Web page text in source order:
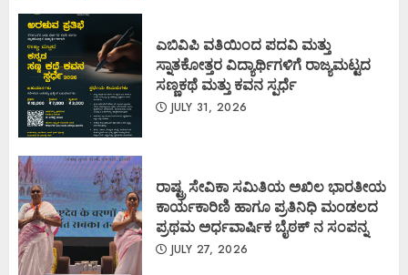
ಎಬಿವಿಪಿ ವತಿಯಿಂದ ಪದವಿ ಮತ್ತು
ಸ್ನಾತಕೋತ್ತರ ವಿದ್ಯಾರ್ಥಿಗಳಿಗೆ ರಾಜ್ಯಮಟ್ಟದ
ಸಣ್ಣಕಥೆ ಮತ್ತು ಕವನ ಸ್ಪರ್ಧೆ
JULY 31, 2026
ರಾಷ್ಟ್ರ ಸೇವಿಕಾ ಸಮಿತಿಯ ಅಖಿಲ ಭಾರತೀಯ
ಕಾರ್ಯಕಾರಿಣಿ ಹಾಗೂ ಪ್ರತಿನಿಧಿ ಮಂಡಲದ
ಪ್ರಥಮ ಅರ್ಧವಾರ್ಷಿಕ ಬೈಠಕ್ ನ ಸಂಪನ್ನ
JULY 27, 2026